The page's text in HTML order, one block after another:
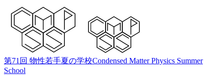
第71回 物性若手夏の学校Condensed Matter Physics Summer
School